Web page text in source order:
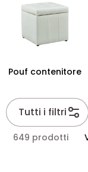
perfettamente
Pouf contenitore
Tutti i filtri
649 prodotti